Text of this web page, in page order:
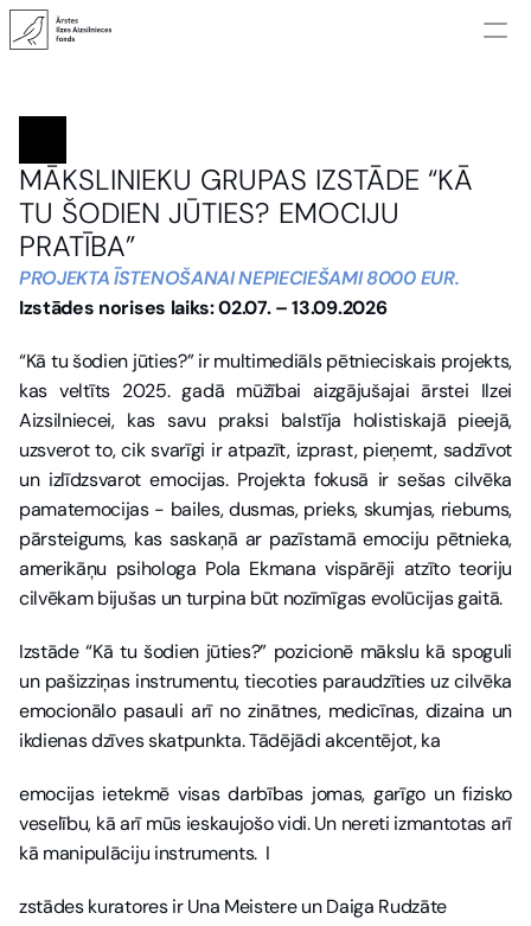
MANTOJUMS
KONTAKTI
KONTAKTI
MĀKSLINIEKU GRUPAS IZSTĀDE “KĀ
TU ŠODIEN JŪTIES? EMOCIJU
PRATĪBA”
PROJEKTA ĪSTENOŠANAI NEPIECIEŠAMI 8000 EUR.
Izstādes norises laiks: 02.07. – 13.09.2026
“Kā tu šodien jūties?” ir multimediāls pētnieciskais projekts,
kas veltīts 2025. gadā mūžībai aizgājušajai ārstei Ilzei
Aizsilniecei, kas savu praksi balstīja holistiskajā pieejā,
uzsverot to, cik svarīgi ir atpazīt, izprast, pieņemt, sadzīvot
un izlīdzsvarot emocijas. Projekta fokusā ir sešas cilvēka
pamatemocijas - bailes, dusmas, prieks, skumjas, riebums,
pārsteigums, kas saskaņā ar pazīstamā emociju pētnieka,
amerikāņu psihologa Pola Ekmana vispārēji atzīto teoriju
cilvēkam bijušas un turpina būt nozīmīgas evolūcijas gaitā.
Izstāde “Kā tu šodien jūties?” pozicionē mākslu kā spoguli
un pašizziņas instrumentu, tiecoties paraudzīties uz cilvēka
emocionālo pasauli arī no zinātnes, medicīnas, dizaina un
ikdienas dzīves skatpunkta. Tādējādi akcentējot, ka
emocijas ietekmē visas darbības jomas, garīgo un fizisko
veselību, kā arī mūs ieskaujošo vidi. Un nereti izmantotas arī
kā manipulāciju instruments.  I
zstādes kuratores ir Una Meistere un Daiga Rudzāte